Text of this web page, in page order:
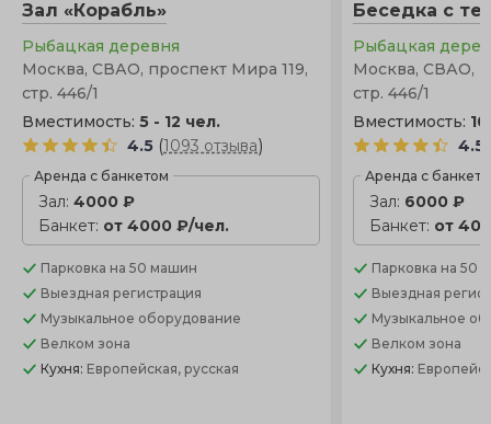
от закрытой террасы.
Зал «Корабль»
Рыбацкая деревня
Москва, СВАО, проспект Мира 119,
стр. 446/1
Вместимость: 5 - 12 чел.
4.5 (1093 отзыва)
Аренда с банкетом
Зал: 4000 ₽
Банкет: от 4000 ₽/чел.
Парковка на 50 машин
Выездная регистрация
Музыкальное оборудование
Велком зона
Кухня: Европейская, русская
Беседка с
Рыбацкая
Москва, СВАО,
стр. 446/1
Вместимость:
4.5
Аренда с
Зал: 6000 ₽
Банкет: от
Парковка на 50
Выездная
Музыкальное
Велком зона
Кухня: